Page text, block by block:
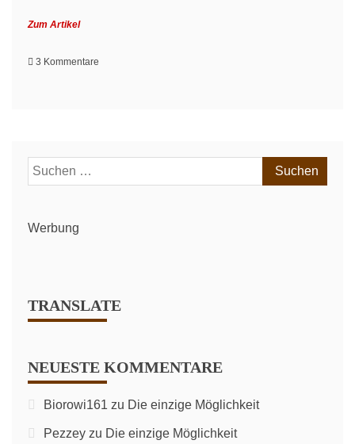
Zum Artikel
3 Kommentare
1.
Mainz
Suchen
nach:
Werbung
TRANSLATE
NEUESTE KOMMENTARE
Biorowi161 zu Die einzige Möglichkeit
Pezzey zu Die einzige Möglichkeit